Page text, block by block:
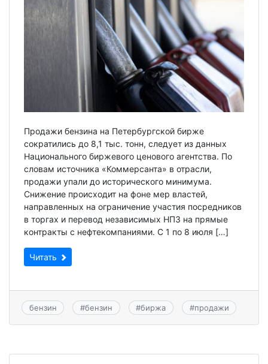
Продажи бензина на Петербургской бирже
сократились до 8,1 тыс. тонн, следует из данных
Национального биржевого ценового агентства. По
словам источника «Коммерсанта» в отрасли,
продажи упали до исторического минимума.
Снижение происходит на фоне мер властей,
направленных на ограничение участия посредников
в торгах и перевод независимых НПЗ на прямые
контракты с нефтекомпаниями. С 1 по 8 июля […]
Читать
бензин #бензин #биржа #продажи